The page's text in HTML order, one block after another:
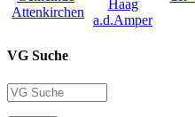
VG Suche